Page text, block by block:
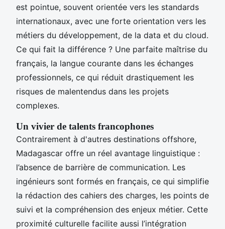
est pointue, souvent orientée vers les standards
internationaux, avec une forte orientation vers les
métiers du développement, de la data et du cloud.
Ce qui fait la différence ? Une parfaite maîtrise du
français, la langue courante dans les échanges
professionnels, ce qui réduit drastiquement les
risques de malentendus dans les projets
complexes.
Un vivier de talents francophones
Contrairement à d'autres destinations offshore,
Madagascar offre un réel avantage linguistique :
l’absence de barrière de communication. Les
ingénieurs sont formés en français, ce qui simplifie
la rédaction des cahiers des charges, les points de
suivi et la compréhension des enjeux métier. Cette
proximité culturelle facilite aussi l’intégration